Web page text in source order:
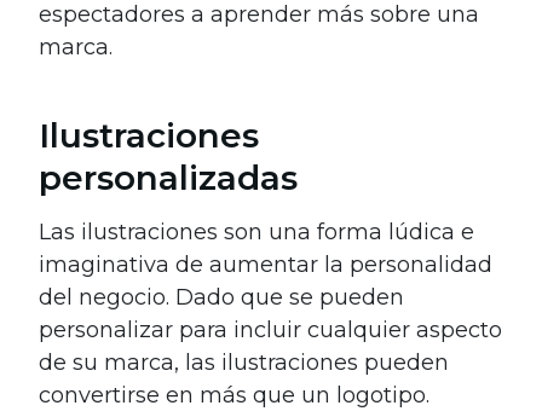
espectadores a aprender más sobre una
marca.
Ilustraciones
personalizadas
Las ilustraciones son una forma lúdica e
imaginativa de aumentar la personalidad
del negocio. Dado que se pueden
personalizar para incluir cualquier aspecto
de su marca, las ilustraciones pueden
convertirse en más que un logotipo.